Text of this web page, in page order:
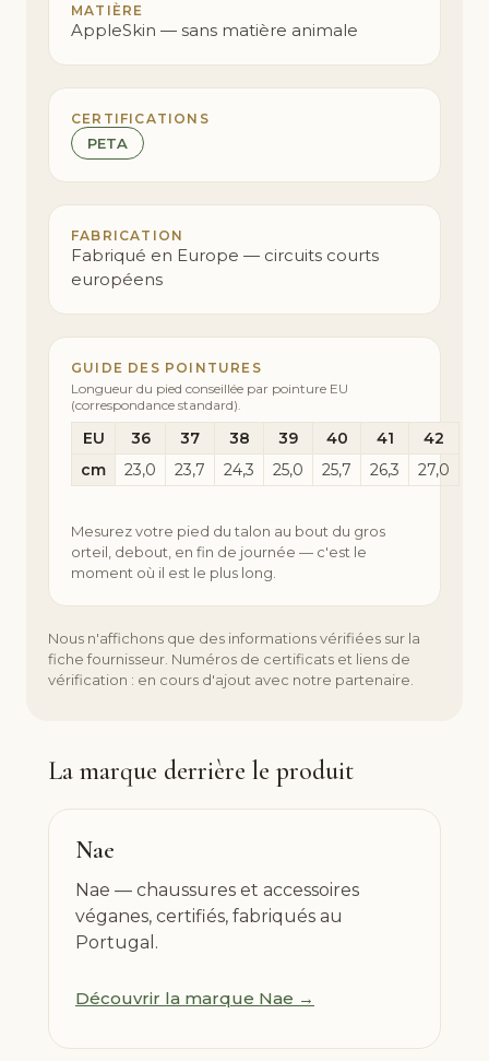
MATIÈRE
AppleSkin — sans matière animale
CERTIFICATIONS
PETA
FABRICATION
Fabriqué en Europe — circuits courts
européens
GUIDE DES POINTURES
Longueur du pied conseillée par pointure EU
(correspondance standard).
EU 36 37 38 39 40 41
42
cm
23,0 23,7 24,3 25,0 25,7 26,3 27,0
Mesurez votre pied du talon au bout du gros
orteil, debout, en fin de journée — c'est le
moment où il est le plus long.
Nous n'affichons que des informations vérifiées sur la
fiche fournisseur. Numéros de certificats et liens de
vérification : en cours d'ajout avec notre partenaire.
La marque derrière le produit
Nae
Nae — chaussures et accessoires
véganes, certifiés, fabriqués au
Portugal.
Découvrir la marque Nae →